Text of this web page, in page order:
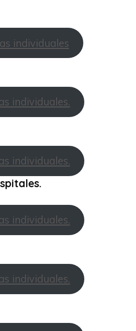
individuales
individuales.
individuales.
individuales.
individuales.